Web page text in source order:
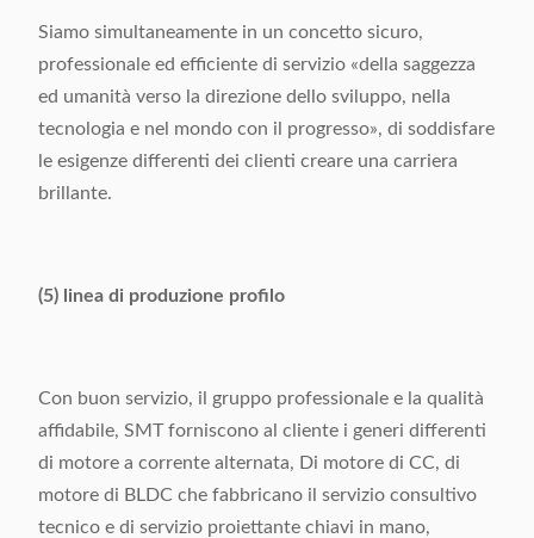
Siamo simultaneamente in un concetto sicuro,
professionale ed efficiente di servizio «della saggezza
ed umanità verso la direzione dello sviluppo, nella
tecnologia e nel mondo con il progresso», di soddisfare
le esigenze differenti dei clienti creare una carriera
brillante.
(5) linea di produzione profilo
Con buon servizio, il gruppo professionale e la qualità
affidabile, SMT forniscono al cliente i generi differenti
di motore a corrente alternata, Di motore di CC, di
motore di BLDC che fabbricano il servizio consultivo
tecnico e di servizio proiettante chiavi in mano,